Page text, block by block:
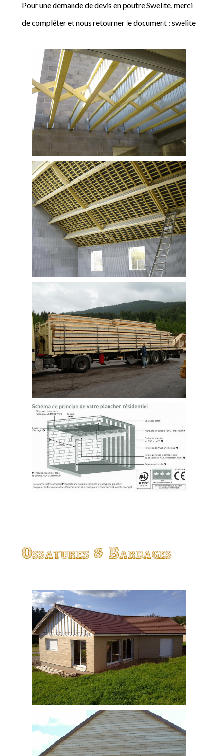
Pour une demande de devis en poutre Swelite, merci
de compléter et nous retourner le document : swelite
Ossatures & Bardages